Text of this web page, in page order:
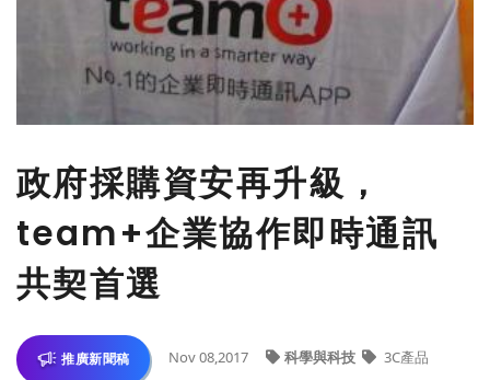
政府採購資安再升級，
team+企業協作即時通訊
共契首選
推廣新聞稿 Nov 08,2017 科學與科技 3C產品